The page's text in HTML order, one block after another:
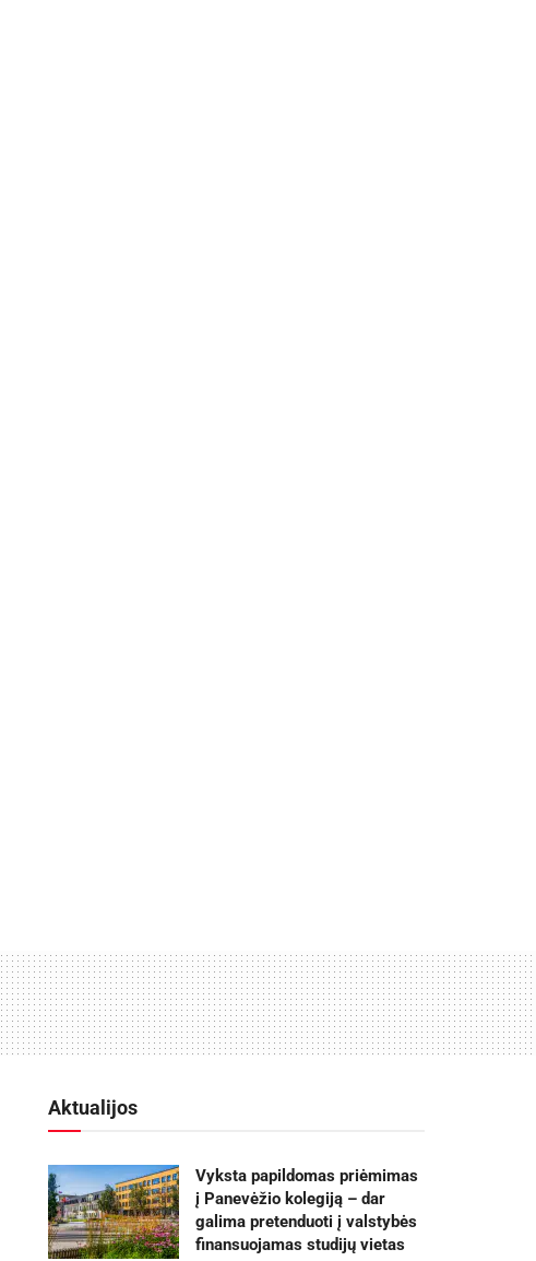
Aktualijos
Vyksta papildomas priėmimas
į Panevėžio kolegiją – dar
galima pretenduoti į valstybės
finansuojamas studijų vietas